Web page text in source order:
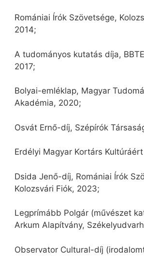
Romániai Írók Szövetsége,
2014;
A tudományos kutatás díja,
2017;
Bolyai-emléklap, Magyar
Akadémia, 2020;
Osvát Ernő-díj, Szépírók
Erdélyi Magyar Kortárs
Dsida Jenő-díj, Romániai Írók
Kolozsvári Fiók, 2023;
Legprímább Polgár (művészet
Arkum Alapítvány,
Observator Cultural-díj